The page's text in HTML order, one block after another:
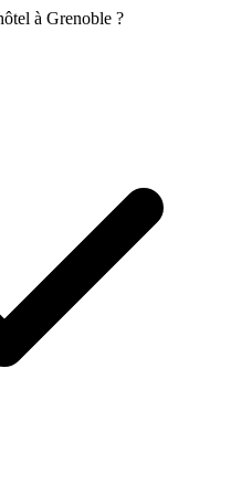
à Grenoble ?